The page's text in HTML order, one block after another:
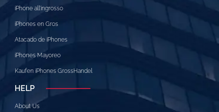
iPhone all’ingrosso
iPhones en Gros
Atacado de iPhones
iPhones Mayoreo
Kaufen iPhones GrossHandel
HELP
About Us